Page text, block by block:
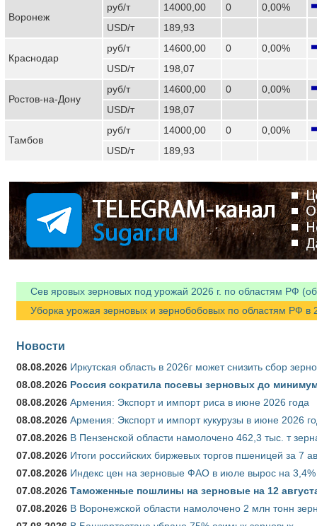
Воронеж
руб/т 14000,00 0
0,00%
USD/т
189,93
Краснодар
руб/т 14600,00 0
0,00%
USD/т
198,07
Ростов-на-Дону
руб/т 14600,00 0
0,00%
USD/т
198,07
Тамбов
руб/т 14000,00 0
0,00%
USD/т
189,93
Сев яровых зерновых под урожай 2026 г. по областям РФ
Уборка урожая зерновых и зернобобовых по областям РФ в
Новости
08.08.2026 Иркутская область в 2026г может снизить сбор
08.08.2026 Россия сократила посевы зерновых до
08.08.2026 Армения: Экспорт и импорт риса в июне 2026 года
08.08.2026 Армения: Экспорт и импорт кукурузы в июне 2026
07.08.2026 В Пензенской области намолочено 462,3 тыс. т
07.08.2026 Итоги российских биржевых торгов пшеницей за 7
07.08.2026 Индекс цен на зерновые ФАО в июле вырос на 3,4%
07.08.2026 Таможенные пошлины на зерновые на 12
07.08.2026 В Воронежской области намолочено 2 млн тонн